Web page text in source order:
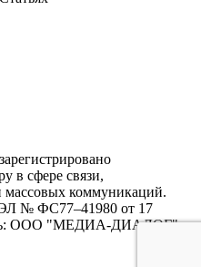
в сфере связи,
коммуникаций.
№ ФС77–41980 от 17
ООО "МЕДИА-ДИАЛОГ"